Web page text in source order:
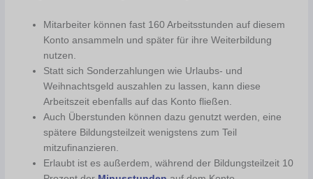
Mitarbeiter können fast 160 Arbeitsstunden auf diesem
Konto ansammeln und später für ihre Weiterbildung
nutzen.
Statt sich Sonderzahlungen wie Urlaubs- und
Weihnachtsgeld auszahlen zu lassen, kann diese
Arbeitszeit ebenfalls auf das Konto fließen.
Auch Überstunden können dazu genutzt werden, eine
spätere Bildungsteilzeit wenigstens zum Teil
mitzufinanzieren.
Erlaubt ist es außerdem, während der Bildungsteilzeit 10